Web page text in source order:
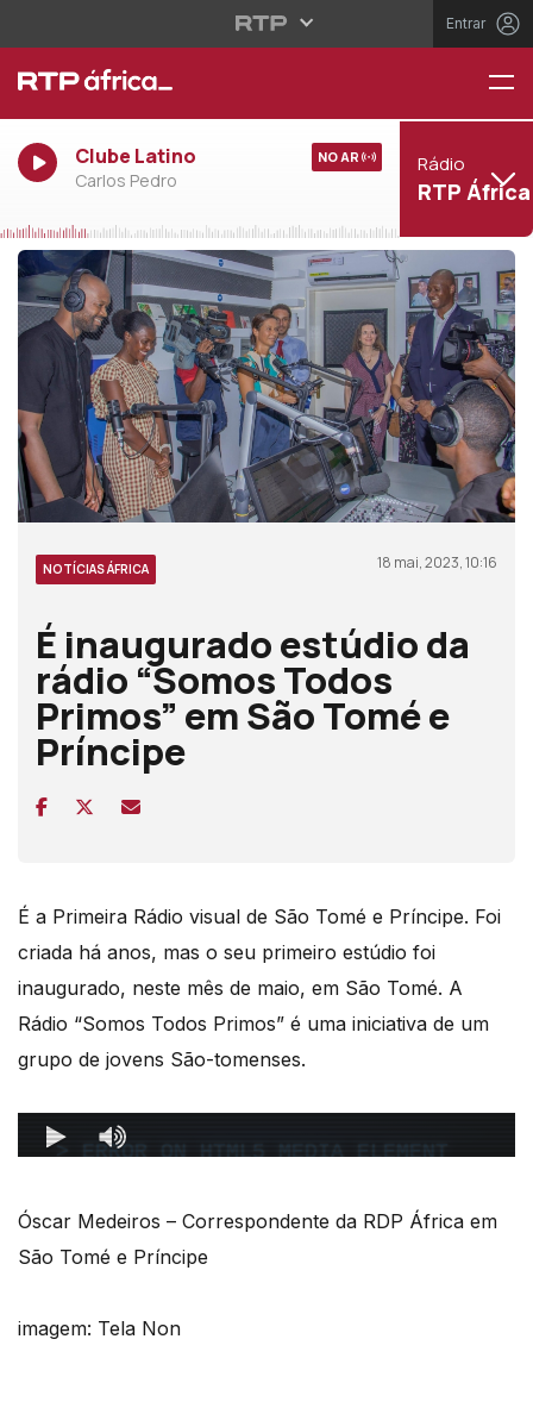
Entrar
Clube Latino
Carlos Pedro
NO AR Rádio
RTP África
NOTÍCIAS ÁFRICA 18 mai, 2023, 10:16
É inaugurado estúdio da
rádio “Somos Todos
Primos” em São Tomé e
Príncipe
É a Primeira Rádio visual de São Tomé e Príncipe. Foi
criada há anos, mas o seu primeiro estúdio foi
inaugurado, neste mês de maio, em São Tomé. A
Rádio “Somos Todos Primos” é uma iniciativa de um
grupo de jovens São-tomenses.
Óscar Medeiros – Correspondente da RDP África em
São Tomé e Príncipe
imagem: Tela Non